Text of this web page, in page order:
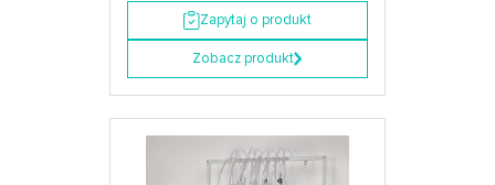
Zapytaj o produkt
Zobacz produkt